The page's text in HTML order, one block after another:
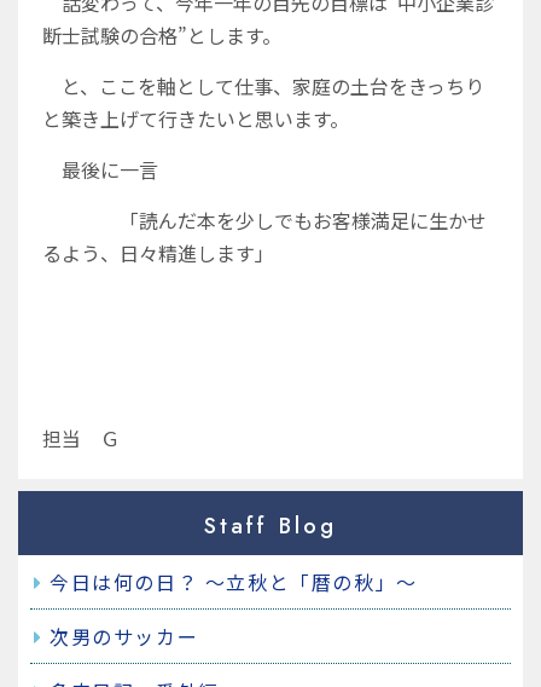
断士試験の合格”とします。
と、ここを軸として仕事、家庭の土台をきっちり
と築き上げて行きたいと思います。
最後に一言
「読んだ本を少しでもお客様満足に生かせ
るよう、日々精進します」
担当 Ｇ
Staff Blog
今日は何の日？ ～立秋と「暦の秋」～
次男のサッカー